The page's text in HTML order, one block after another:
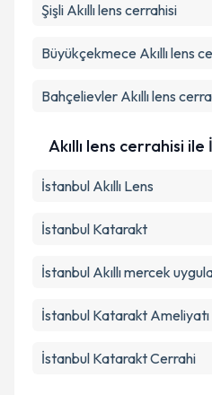
Şişli Akıllı lens cerrahisi
Büyükçekmece Akıllı lens
Bahçelievler Akıllı lens
Akıllı lens cerrahisi
İstanbul Akıllı Lens
İstanbul Katarakt
İstanbul Akıllı mercek
İstanbul Katarakt Ameliyatı
İstanbul Katarakt Cerrahi